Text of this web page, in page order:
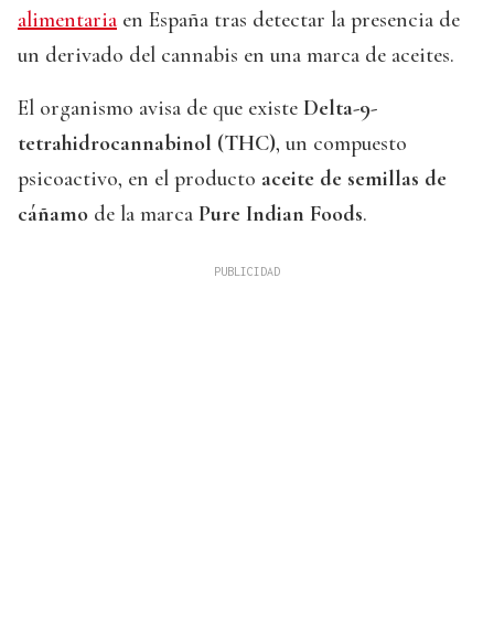
alimentaria en España tras detectar la presencia de
un derivado del cannabis en una marca de aceites.
El organismo avisa de que existe Delta-9-
tetrahidrocannabinol (THC), un compuesto
psicoactivo, en el producto aceite de semillas de
cáñamo de la marca Pure Indian Foods.